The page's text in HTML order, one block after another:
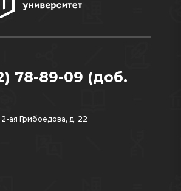
78-89-09 (доб.
2-ая Грибоедова, д. 22